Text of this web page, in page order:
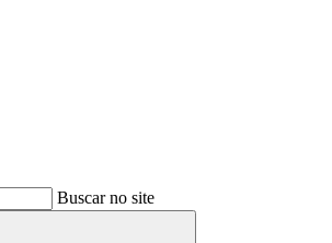
Buscar no site